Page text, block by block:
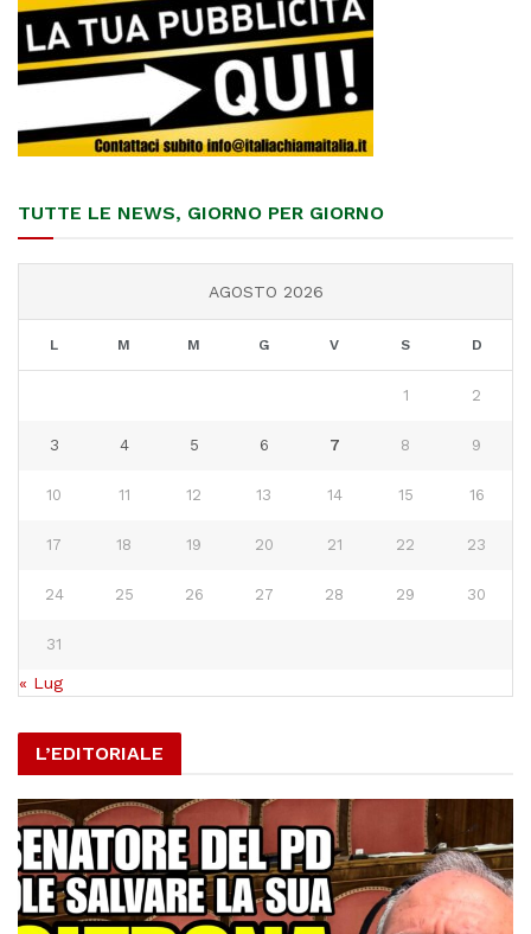
TUTTE LE NEWS, GIORNO PER GIORNO
AGOSTO 2026
L M M G V S D
1 2
3 4 5 6 7 8 9
10 11 12 13 14 15 16
17 18 19 20 21 22 23
24 25 26 27 28 29 30
31
« Lug
L’EDITORIALE